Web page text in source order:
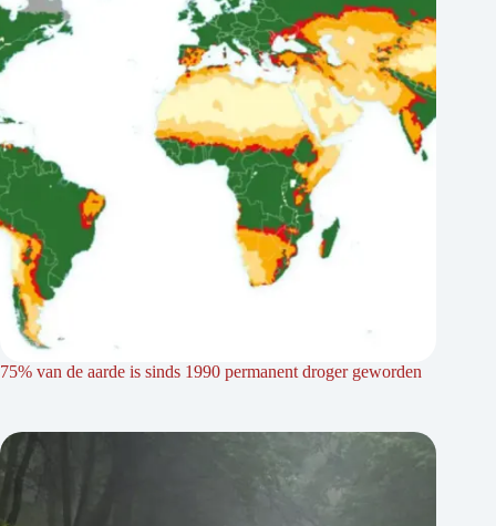
75% van de aarde is sinds 1990 permanent droger geworden